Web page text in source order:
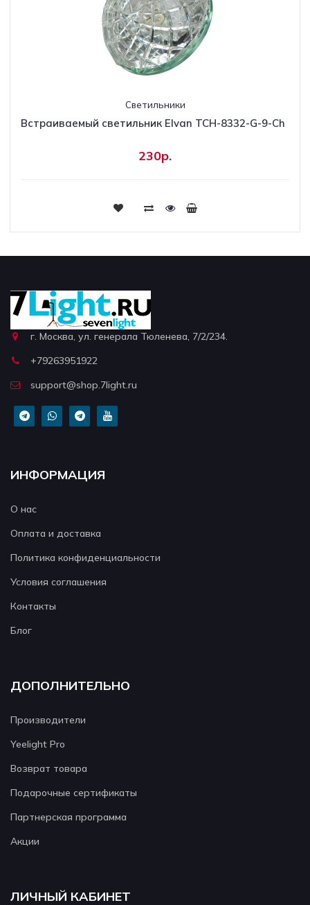
Светильники
Встраиваемый светильник Elvan TCH-8332-G-9-Ch
230р.
г. Москва, ул. генерала Тюленева, 7/2/234.
+79263951922
support@shop.7light.ru
ИНФОРМАЦИЯ
О нас
Оплата и доставка
Политика конфиденциальности
Условия соглашения
Контакты
Блог
ДОПОЛНИТЕЛЬНО
Производители
Yeelight Pro
Возврат товара
Подарочные сертификаты
Партнерская программа
Акции
ЛИЧНЫЙ КАБИНЕТ